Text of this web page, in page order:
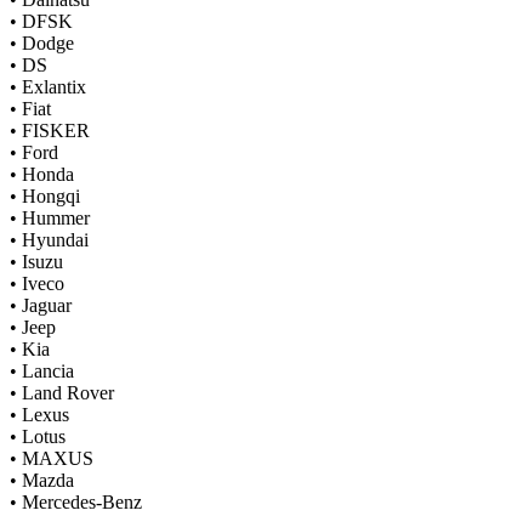
• DFSK
• Dodge
• DS
• Exlantix
• Fiat
• FISKER
• Ford
• Honda
• Hongqi
• Hummer
• Hyundai
• Isuzu
• Iveco
• Jaguar
• Jeep
• Kia
• Lancia
• Land Rover
• Lexus
• Lotus
• MAXUS
• Mazda
• Mercedes-Benz